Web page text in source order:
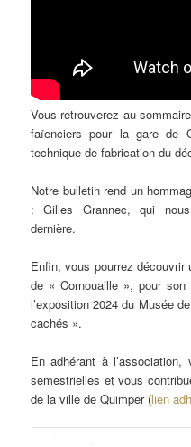
Vous retrouverez au
faïenciers pour la gare de
technique de fabrication du
Notre bulletin rend un
: Gilles Grannec, qui
dernière.
Enfin, vous pourrez
de « Cornouaille », pour
l’exposition 2024 du Musée
cachés ».
En adhérant à
semestrielles et vous
de la ville de Quimper (lien